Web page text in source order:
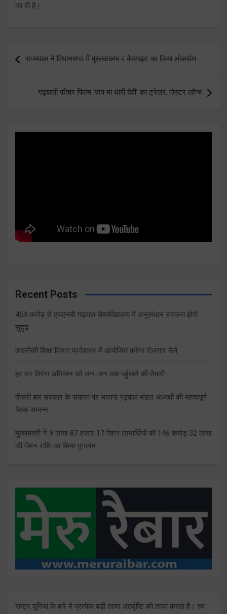
का दी है।
navigation
राज्यपाल ने विधानसभा में पुस्तकालय व वेबसाइट का किया लोकार्पण
गढ़वाली फीचर फिल्म ‘जय मां धारी देवी’ का ट्रेलर, पोस्टर लॉन्च
Recent Posts
459 करोड़ से एचएनबी गढ़वाल विश्वविद्यालय में अनुसंधान संरचना होगी
सुदृढ
तकनीकी शिक्षा विभाग प्रदेशभर में आयोजित करेगा रोजगार मेले
हर घर तिरंगा अभियान को जन-जन तक पहुंचाने की तैयारी
तीसरी बार सरकार के संकल्प पर भाजपा गढ़वाल मंडल अध्यक्षों की महत्वपूर्ण
बैठक सम्पन्न
मुख्यमंत्री ने 9 लाख 87 हजार 17 पेंशन लाभार्थियों को 146 करोड़ 32 लाख
की पेंशन राशि का किया भुगतान
राष्ट्र दुनिया के बारे में प्रत्येक बड़ी ताजा अंतर्दृष्टि को ताज़ा करता है। हम